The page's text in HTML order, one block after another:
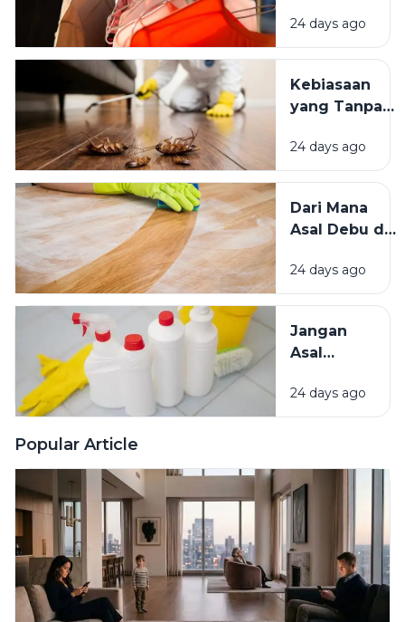
Kesejahteraan
Kita?
atau Di
Tempat
Mana yang
Lebih
24 days ago
Kebiasaan
yang Tanpa
Mengundang
Kecoak,
Hama
Lainnya Ke
24 days ago
Dari Mana
Asal Debu di
Kenali
Penyebab
Mengatasinya
24 days ago
Jangan
Asal
Bahan
Pembersih
24 days ago
Popular Article